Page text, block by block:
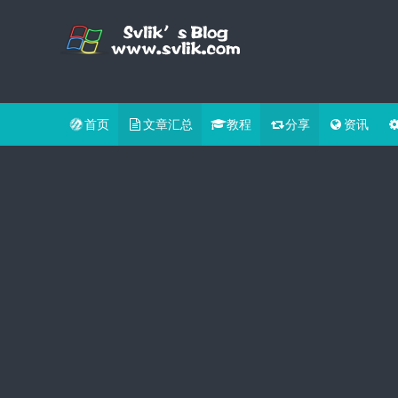
首页 文章汇总 教程 分享 资讯